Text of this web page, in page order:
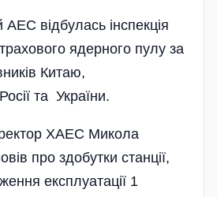
відбулась інспекція
ядерного пулу за
Китаю,
та України.
ХАЕС Микола
про здобутки станції,
експлуатації 1